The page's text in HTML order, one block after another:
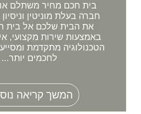
בית חכם מחיר משתלם
חברה בעלת מוניטין
את הבית שלכם אל בית
באמצעות שירות מקצועי,
הטכנולוגיה מתקדמת
לחכמים יותר...
המשך קריאה